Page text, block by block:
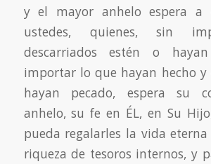
y el mayor anhelo espera a
ustedes, quienes, sin
descarriados estén o
importar lo que hayan hecho y
hayan pecado, espera su
anhelo, su fe en ÉL, en Su
pueda regalarles la vida
riqueza de tesoros internos, y